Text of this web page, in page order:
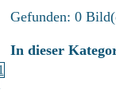
Gefunden: 0
In dieser